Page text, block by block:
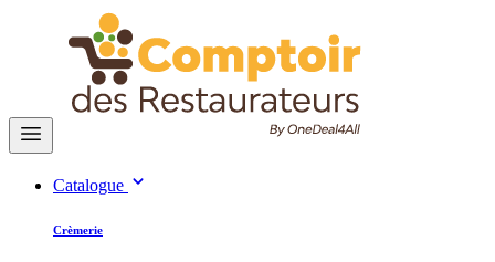
Catalogue
Crèmerie